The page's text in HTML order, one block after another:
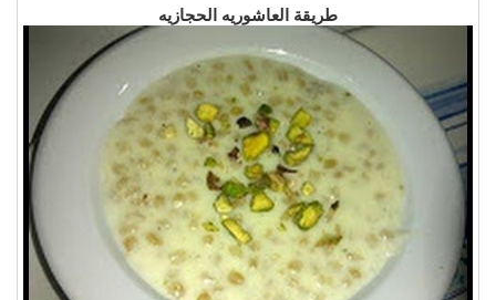
طريقة العاشوريه الحجازيه